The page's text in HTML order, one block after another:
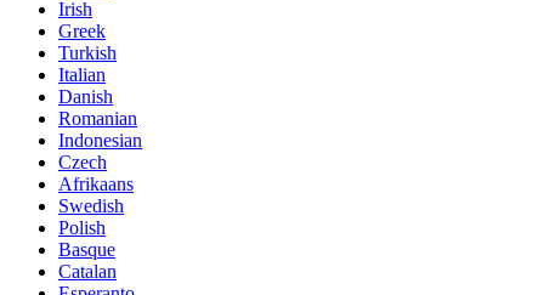
Irish
Greek
Turkish
Italian
Danish
Romanian
Indonesian
Czech
Afrikaans
Swedish
Polish
Basque
Catalan